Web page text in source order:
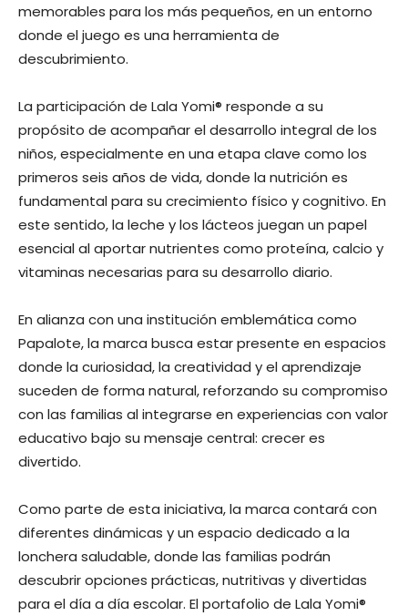
memorables para los más pequeños, en un entorno
donde el juego es una herramienta de
descubrimiento.
La participación de Lala Yomi® responde a su
propósito de acompañar el desarrollo integral de los
niños, especialmente en una etapa clave como los
primeros seis años de vida, donde la nutrición es
fundamental para su crecimiento físico y cognitivo. En
este sentido, la leche y los lácteos juegan un papel
esencial al aportar nutrientes como proteína, calcio y
vitaminas necesarias para su desarrollo diario.
En alianza con una institución emblemática como
Papalote, la marca busca estar presente en espacios
donde la curiosidad, la creatividad y el aprendizaje
suceden de forma natural, reforzando su compromiso
con las familias al integrarse en experiencias con valor
educativo bajo su mensaje central: crecer es
divertido.
Como parte de esta iniciativa, la marca contará con
diferentes dinámicas y un espacio dedicado a la
lonchera saludable, donde las familias podrán
descubrir opciones prácticas, nutritivas y divertidas
para el día a día escolar. El portafolio de Lala Yomi®